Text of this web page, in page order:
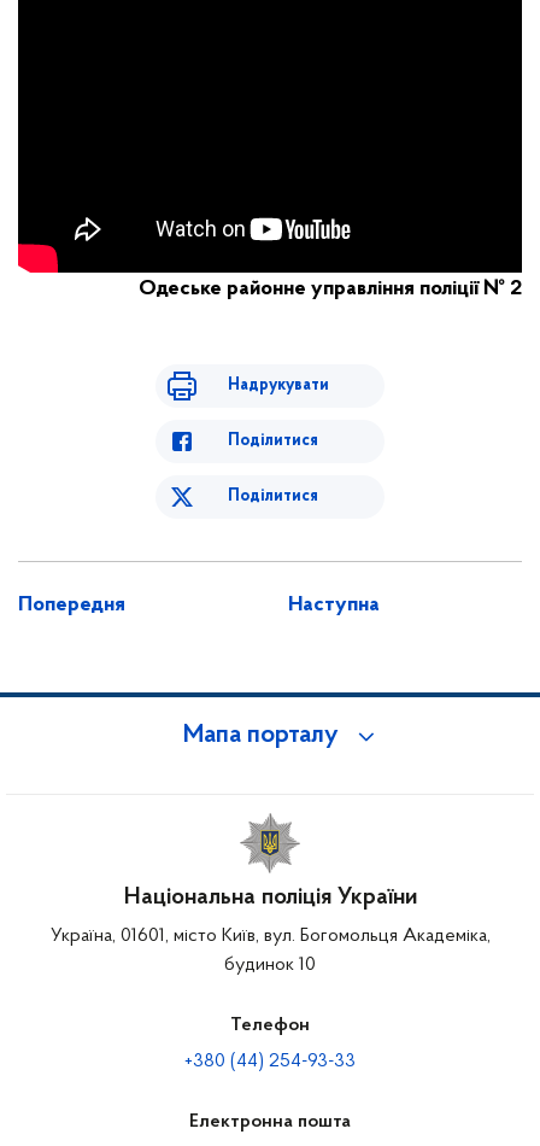
Одеське районне управління поліції № 2
Надрукувати
Поділитися
Поділитися
Попередня Наступна
Мапа порталу
Національна поліція України
Україна, 01601, місто Київ, вул. Богомольця Академіка,
будинок 10
Телефон
+380 (44) 254-93-33
Електронна пошта